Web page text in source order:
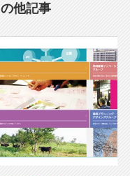
の他記事